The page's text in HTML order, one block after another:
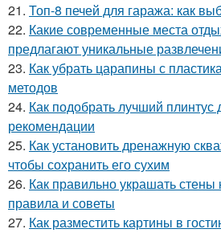
21. Топ-8 печей для гаража: как
22. Какие современные места
предлагают уникальные
23. Как убрать царапины с
методов
24. Как подобрать лучший плинтус
рекомендации
25. Как установить дренажную
чтобы сохранить его сухим
26. Как правильно украшать
правила и советы
27. Как разместить картины в